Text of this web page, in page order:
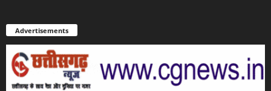
Advertisements